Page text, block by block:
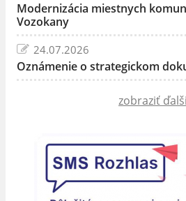
Modernizácia miestnych
Vozokany
24.07.2026
Oznámenie o strategickom
zobraziť